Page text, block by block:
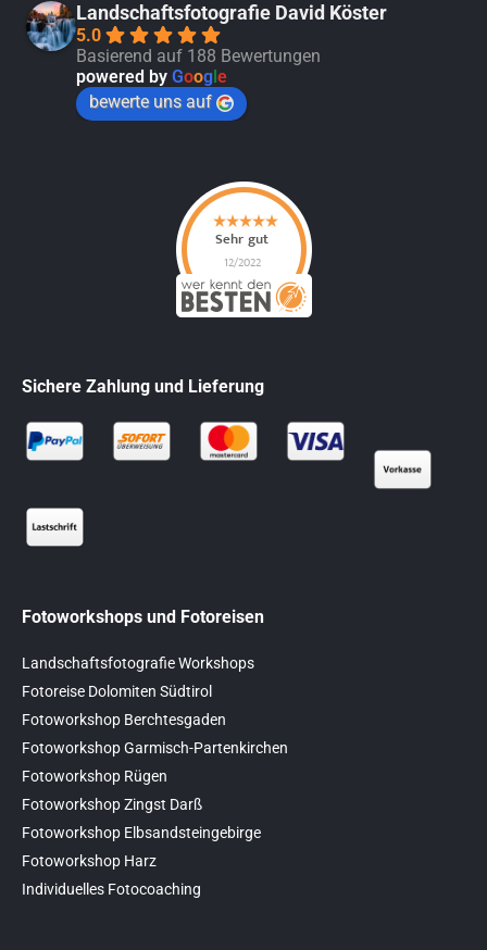
Landschaftsfotografie David Köster
5.0
Basierend auf 188 Bewertungen
powered by Google
bewerte uns auf
Sichere Zahlung und Lieferung
Fotoworkshops und Fotoreisen
Landschaftsfotografie Workshops
Fotoreise Dolomiten Südtirol
Fotoworkshop Berchtesgaden
Fotoworkshop Garmisch-Partenkirchen
Fotoworkshop Rügen
Fotoworkshop Zingst Darß
Fotoworkshop Elbsandsteingebirge
Fotoworkshop Harz
Individuelles Fotocoaching